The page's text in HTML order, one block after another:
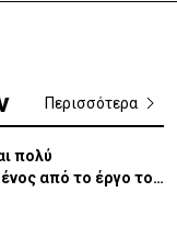
Περισσότερα
πολύ
από το έργο του
Υπ. Άμυνας